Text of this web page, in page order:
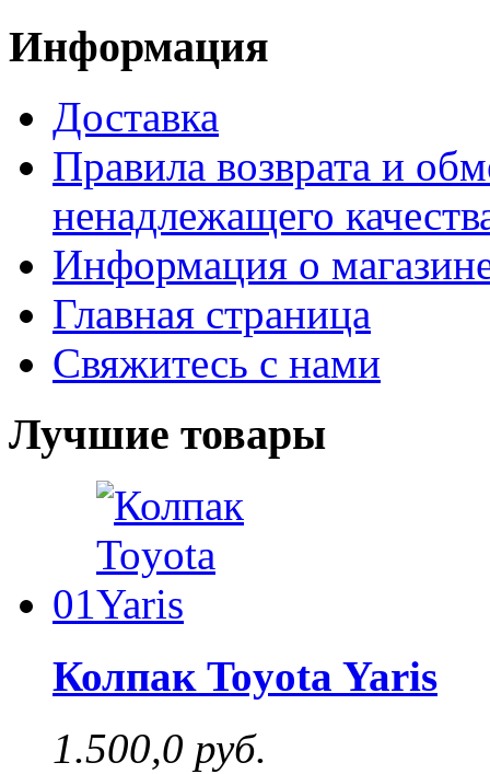
Информация
Доставка
Правила возврата и
ненадлежащего
Информация о
Главная страница
Свяжитесь с нами
Лучшие товары
01
Колпак Toyota Yaris
1.500,0 руб.